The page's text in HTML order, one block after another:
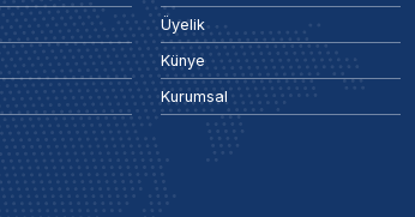
Üyelik
Künye
Kurumsal